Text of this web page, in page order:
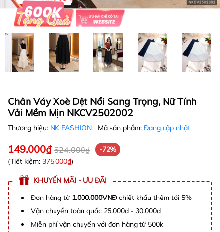
Chân Váy Xoè Dệt Nổi Sang Trọng, Nữ Tính
Vải Mềm Mịn NKCV2502002
Thương hiệu: NK FASHION Mã sản phẩm: Đang cập nhật
149.000₫ 524.000₫
-72%
(Tiết kiệm: 375.000₫)
KHUYẾN MÃI - ƯU ĐÃI
Đơn hàng từ 1.000.000VNĐchiết khấu thêm tới 5%
Vận chuyển toàn quốc 25.000đ - 30.000đ
Miễn phí vận chuyển với đơn hàng từ 500k